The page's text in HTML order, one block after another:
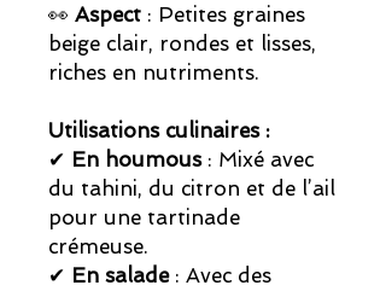
👀 Aspect : Petites graines
beige clair, rondes et lisses,
riches en nutriments.
Utilisations culinaires :
✔ En houmous: Mixé avec
du tahini, du citron et de l’ail
pour une tartinade
crémeuse.
✔ En salade: Avec des